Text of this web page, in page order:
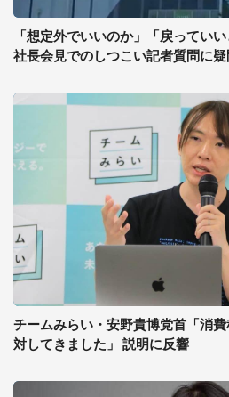
「想定外でいいのか」「戻ってい
社長会見でのしつこい記者質問に疑
チームみらい・安野貴博党首「消
対してきました」 説明に反響